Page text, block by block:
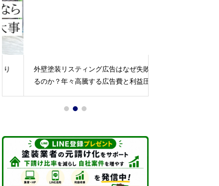
外壁塗装リスティング広告はなぜ失敗す
るのか？年々高騰する広告費と利益圧迫